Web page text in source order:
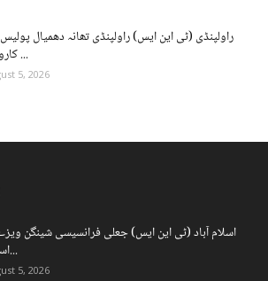
راولپنڈی (ٹی این ایس) راولپنڈی تھانہ دھمیال
کاروائی ...
5, 2026
اسلام آباد (ٹی این ایس) جعلی فرانسیسی شینگن
اسپین...
5, 2026